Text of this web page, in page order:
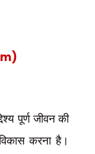
पूर्ण जीवन की
करना है।